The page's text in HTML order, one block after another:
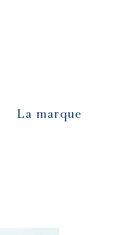
La marque